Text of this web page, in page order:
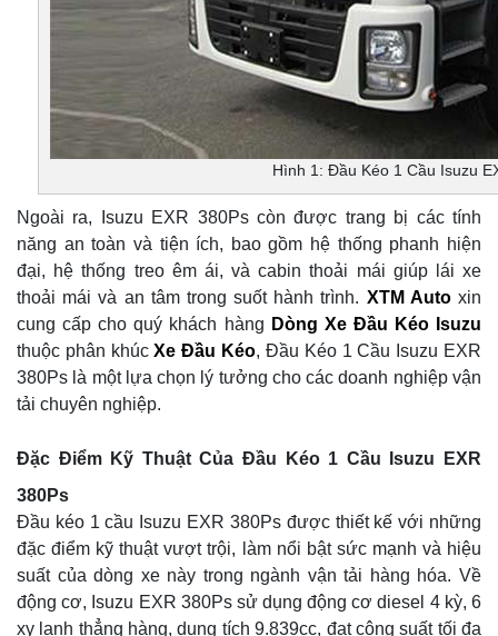
Hình 1: Đầu Kéo 1 Cầu Isuzu
Ngoài ra, Isuzu EXR 380Ps còn được trang bị các tính
năng an toàn và tiện ích, bao gồm hệ thống phanh hiện
đại, hệ thống treo êm ái, và cabin thoải mái giúp lái xe
thoải mái và an tâm trong suốt hành trình. XTM Autoxin
cung cấp cho quý khách hàng Dòng Xe Đầu Kéo Isuzu
thuộc phân khúcXe Đầu Kéo, Đầu Kéo 1 Cầu Isuzu EXR
380Ps là một lựa chọn lý tưởng cho các doanh nghiệp vận
tải chuyên nghiệp.
Đặc Điểm Kỹ Thuật Của Đầu Kéo 1 Cầu Isuzu EXR
380Ps
Đầu kéo 1 cầu Isuzu EXR 380Ps được thiết kế với những
đặc điểm kỹ thuật vượt trội, làm nổi bật sức mạnh và hiệu
suất của dòng xe này trong ngành vận tải hàng hóa. Về
động cơ, Isuzu EXR 380Ps sử dụng động cơ diesel 4 kỳ, 6
xy lanh thẳng hàng, dung tích 9.839cc, đạt công suất tối đa